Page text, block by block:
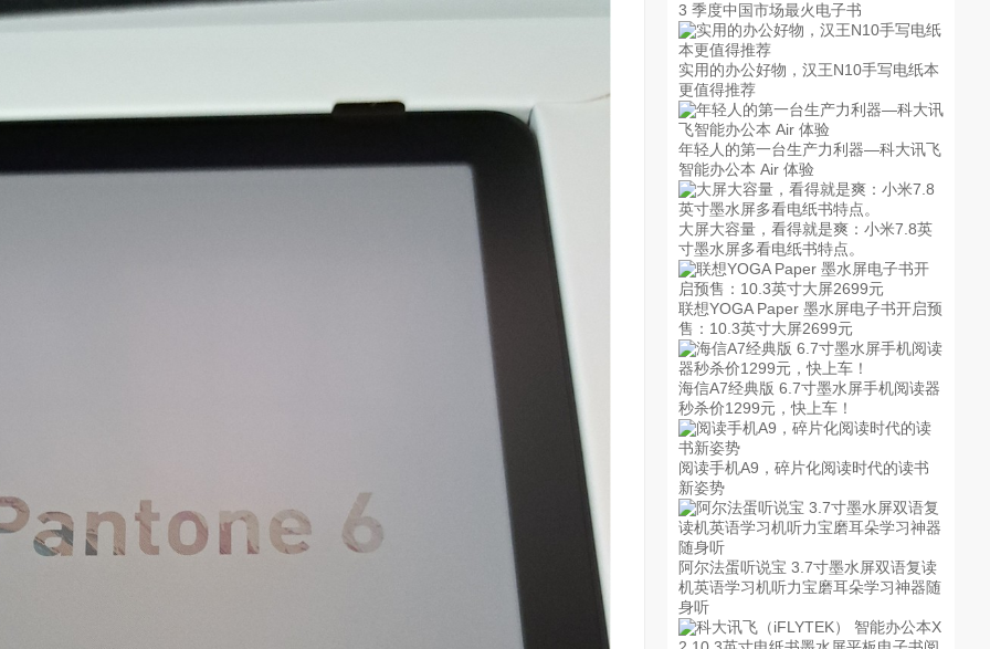
3 季度中国市场最火电子书
实用的办公好物，汉王N10手写电纸本
更值得推荐
年轻人的第一台生产力利器—科大讯飞
智能办公本 Air 体验
大屏大容量，看得就是爽：小米7.8英
寸墨水屏多看电纸书特点。
联想YOGA Paper 墨水屏电子书开启预
售：10.3英寸大屏2699元
海信A7经典版 6.7寸墨水屏手机阅读器
秒杀价1299元，快上车！
阅读手机A9，碎片化阅读时代的读书
新姿势
阿尔法蛋听说宝 3.7寸墨水屏双语复读
机英语学习机听力宝磨耳朵学习神器随
身听